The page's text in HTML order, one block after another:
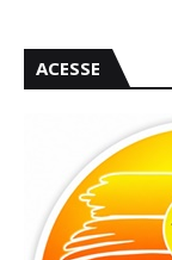
ACESSE